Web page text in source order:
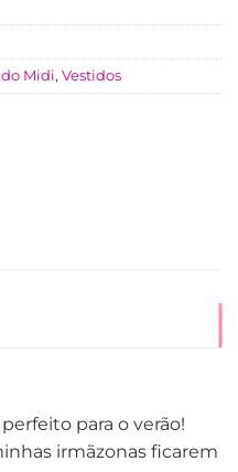
Midi, Vestidos
para o verão!
irmãzonas ficarem